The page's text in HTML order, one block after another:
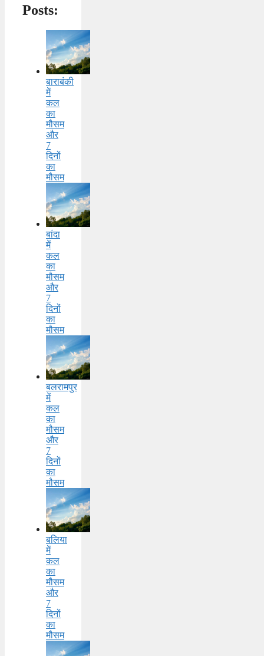
Posts:
बाराबंकी
में
कल
का
मौसम
और
7
दिनों
का
मौसम
बांदा
में
कल
का
मौसम
और
7
दिनों
का
मौसम
बलरामपुर
में
कल
का
मौसम
और
7
दिनों
का
मौसम
बलिया
में
कल
का
मौसम
और
7
दिनों
का
मौसम